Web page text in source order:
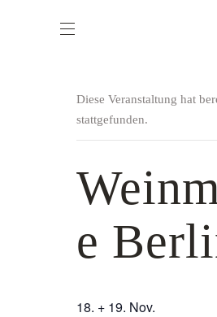
Diese Veranstaltung hat
stattgefunden.
e
18. + 19. Nov.